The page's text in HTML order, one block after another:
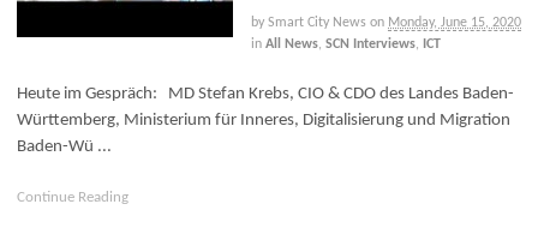
by Smart City News on Monday, June 15, 2020
in All News, SCN Interviews, ICT
Heute im Gespräch: MD Stefan Krebs, CIO & CDO des Landes Baden-
Württemberg, Ministerium für Inneres, Digitalisierung und Migration
Baden-Wü ...
Continue Reading